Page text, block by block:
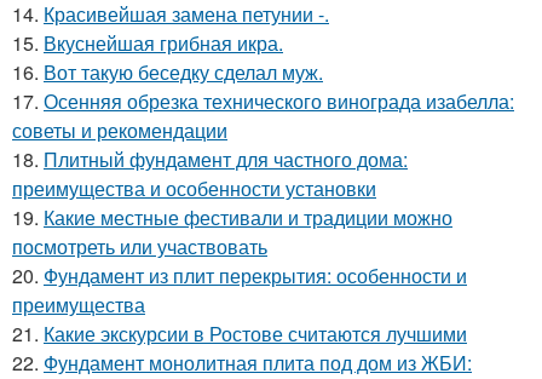
14. Красивейшая замена петунии -.
15. Вкуснейшая грибная икра.
16. Вот такую беседку сделал муж.
17. Осенняя обрезка технического винограда изабелла:
советы и рекомендации
18. Плитный фундамент для частного дома:
преимущества и особенности установки
19. Какие местные фестивали и традиции можно
посмотреть или участвовать
20. Фундамент из плит перекрытия: особенности и
преимущества
21. Какие экскурсии в Ростове считаются лучшими
22. Фундамент монолитная плита под дом из ЖБИ: